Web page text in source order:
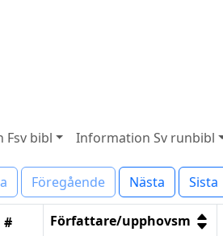
bibl Information Sv runbibl
Föregående Nästa Sista
# Författare/upphovsm